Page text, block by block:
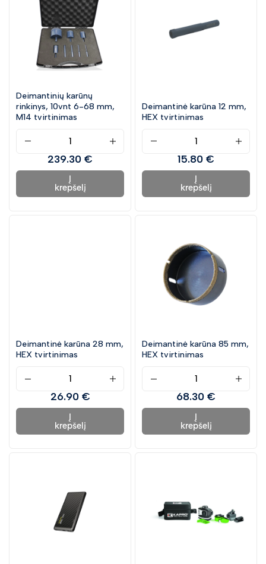
Deimantinių karūnų
rinkinys, 10vnt 6-68 mm,
M14 tvirtinimas
239.30 €
Į
krepšelį
Deimantinė karūna 12 mm,
HEX tvirtinimas
15.80 €
Į
krepšelį
Deimantinė karūna 28 mm,
HEX tvirtinimas
26.90 €
Į
krepšelį
Deimantinė karūna 85 mm,
HEX tvirtinimas
68.30 €
Į
krepšelį